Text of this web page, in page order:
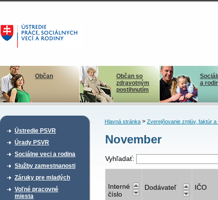
Občan
Občan so
zdravotným
postihnutím
a
Ústredie PSVR
Úrady PSVR
Sociálne veci a rodina
Služby zamestnanosti
Záruky pre mladých
Voľné pracovné
miesta
Hlavná stránka> Zverejňovanie zmlúv, faktúr a
November
Vyhľadať:
Interné
číslo
Dodávateľ IČO